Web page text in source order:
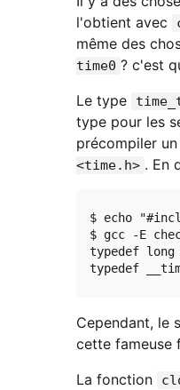
l'obtient avec
même des
time0 ? c'est
Le type
type pour les
précompiler
<time.h> . En
$ echo
$ gcc -E
typedef
Cependant, le
cette fameuse
La fonction